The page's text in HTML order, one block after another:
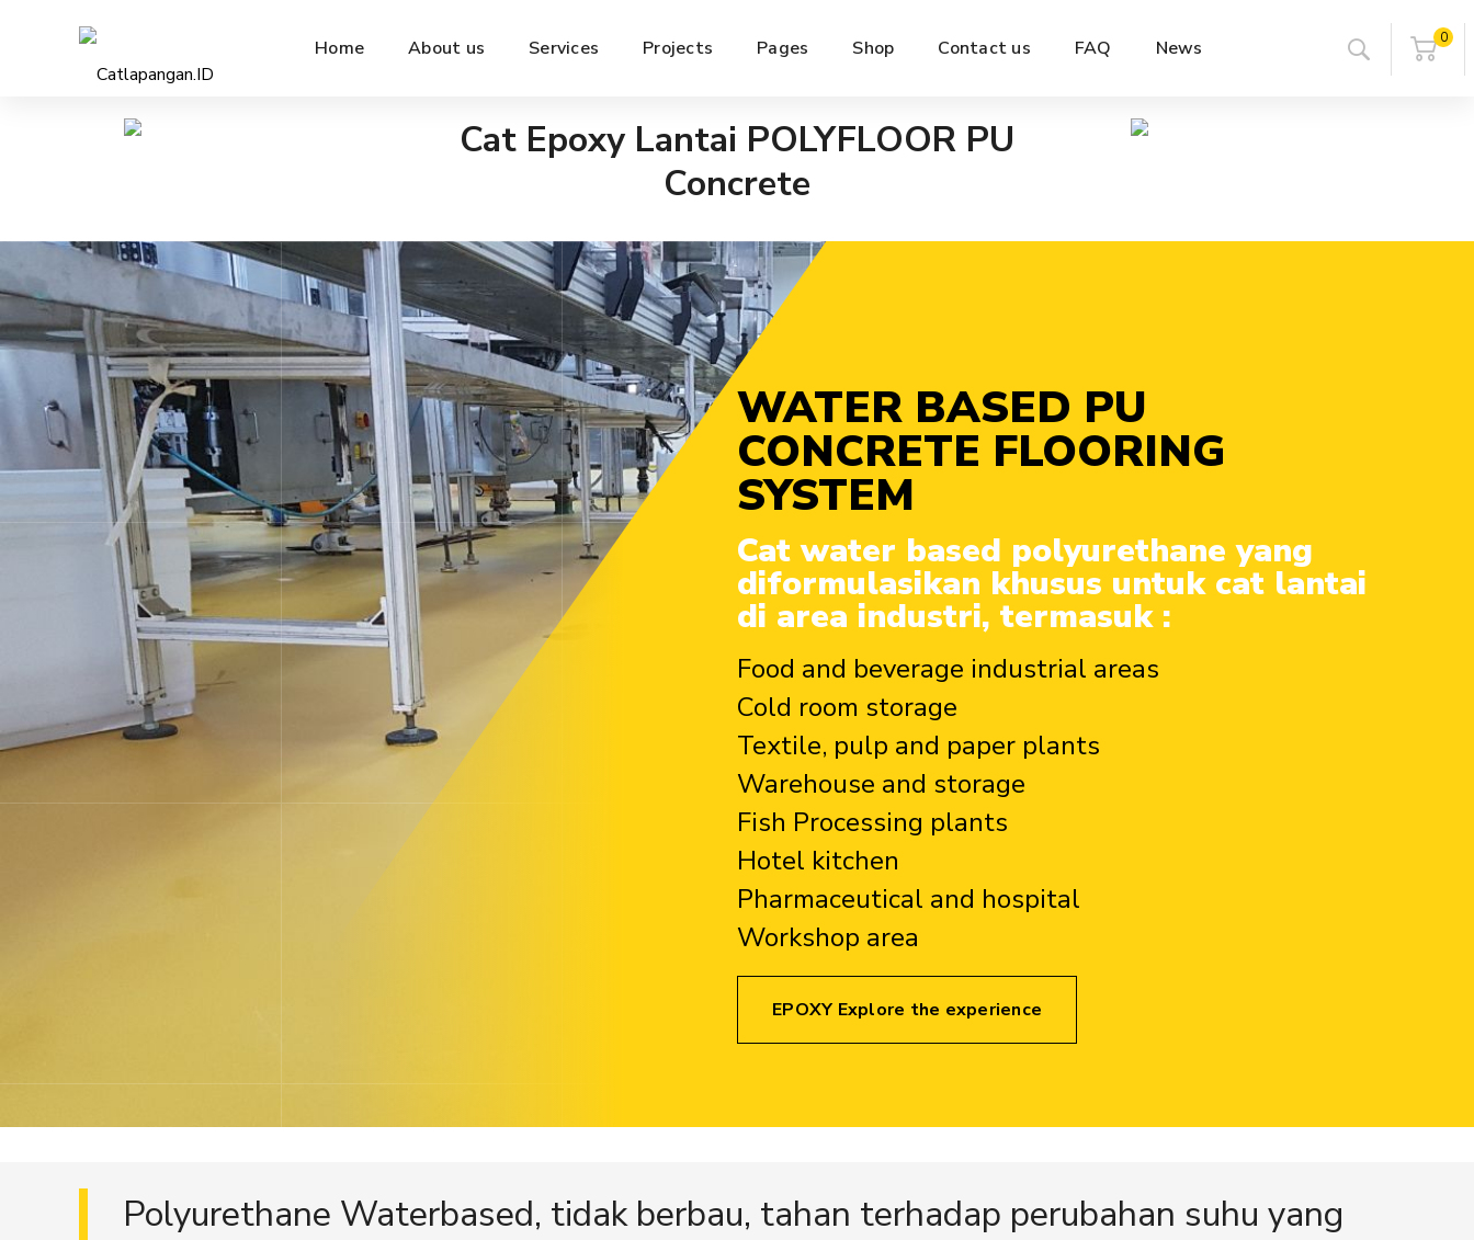
Home About us Services Projects Pages Shop Contact us FAQ News 0
Cat Epoxy Lantai POLYFLOOR PU
Concrete
WATER BASED PU
CONCRETE FLOORING
SYSTEM
Cat water based polyurethane yang
diformulasikan khusus untuk cat lantai
di area industri, termasuk :
Food and beverage industrial areas
Cold room storage
Textile, pulp and paper plants
Warehouse and storage
Fish Processing plants
Hotel kitchen
Pharmaceutical and hospital
Workshop area
EPOXY Explore the experience
Polyurethane Waterbased, tidak berbau, tahan terhadap perubahan suhu yang